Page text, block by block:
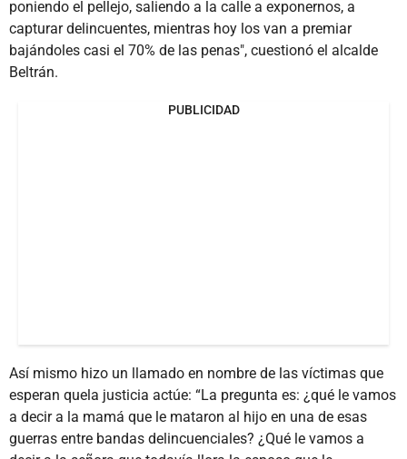
poniendo el pellejo, saliendo a la calle a exponernos, a
capturar delincuentes, mientras hoy los van a premiar
bajándoles casi el 70% de las penas", cuestionó el alcalde
Beltrán.
PUBLICIDAD
Así mismo hizo un llamado en nombre de las víctimas que
esperan quela justicia actúe: “La pregunta es: ¿qué le vamos
a decir a la mamá que le mataron al hijo en una de esas
guerras entre bandas delincuenciales? ¿Qué le vamos a